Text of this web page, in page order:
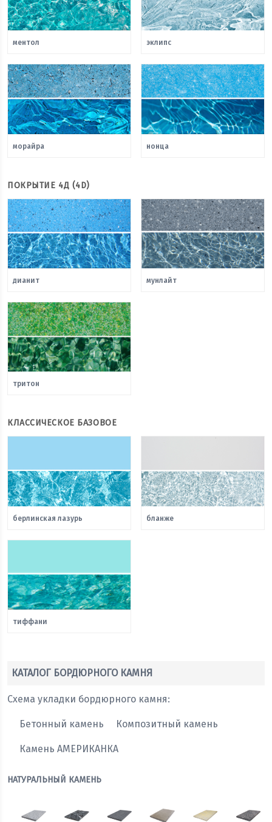
ментол эклипс
морайра нонца
ПОКРЫТИЕ 4Д (4D)
дианит мунлайт
тритон
КЛАССИЧЕСКОЕ БАЗОВОЕ
берлинская лазурь бланже
тиффани
КАТАЛОГ БОРДЮРНОГО КАМНЯ
Схема укладки бордюрного камня:
Бетонный камень Композитный камень
Камень АМЕРИКАНКА
НАТУРАЛЬНЫЙ КАМЕНЬ